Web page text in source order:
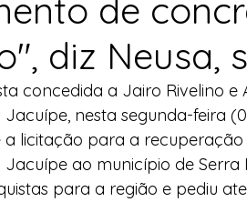
Saúde Projetos de Lei
Indicação
Social Agricultura
de
diz Neusa,
concedida a Jairo Rivelino e
Jacuípe, nesta segunda-feira
licitação para a recuperação
Jacuípe ao município de
para a região e pediu